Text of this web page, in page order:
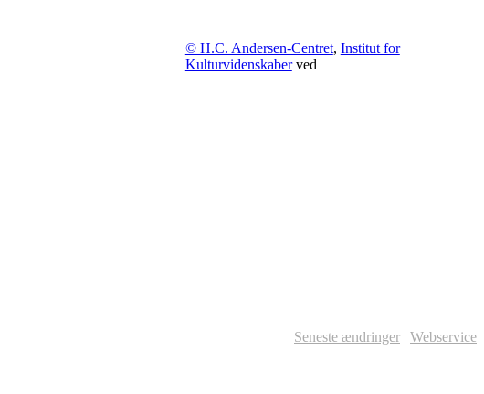
© H.C. Andersen-Centret, Institut for
Kulturvidenskaberved
Seneste ændringer | Webservice